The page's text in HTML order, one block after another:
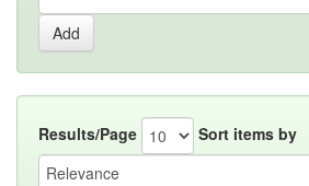
Results/Page Sort items by